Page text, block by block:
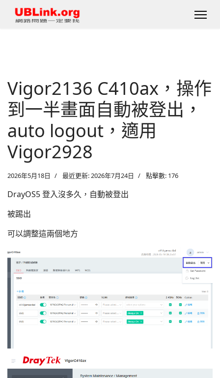
Vigor2136 C410ax，操作
到一半畫面自動被登出，
auto logout，適用
Vigor2928
2026年5月18日 最近更新: 2026年7月24日 點擊數: 176
DrayOS5 登入沒多久，自動被登出
被踢出
可以調整這兩個地方